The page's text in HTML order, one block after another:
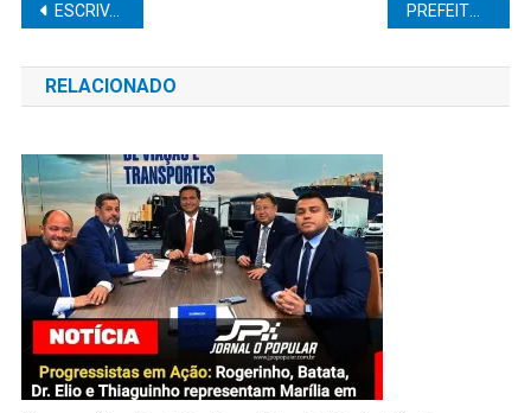
Navegação
de
Post
ESCRIVÃO DA POLÍCIA CIVIL É PRESO SUSPEITO DE DESVIAR MATERIAIS DE APREENSÃO E PORTE ILEGAL DE ARMA EM MARÍLIA
RELACIONADO